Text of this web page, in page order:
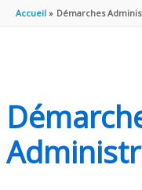
Accueil Démarches